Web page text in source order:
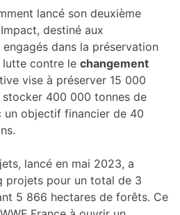
lancé son deuxième
destiné aux
dans la préservation
lutte contre le changement
vise à préserver 15 000
400 000 tonnes de
un objectif financier de 40
lancé en mai 2023, a
projets pour un total de 3
5 866 hectares de forêts. Ce